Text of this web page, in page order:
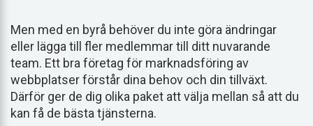
Men med en byrå behöver du inte göra ändringar
eller lägga till fler medlemmar till ditt nuvarande
team. Ett bra företag för marknadsföring av
webbplatser förstår dina behov och din tillväxt.
Därför ger de dig olika paket att välja mellan så att du
kan få de bästa tjänsterna.